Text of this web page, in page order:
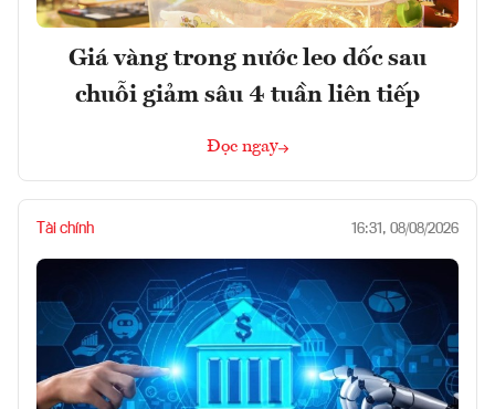
Giá vàng trong nước leo dốc sau
chuỗi giảm sâu 4 tuần liên tiếp
Đọc ngay
Tài chính 16:31, 08/08/2026